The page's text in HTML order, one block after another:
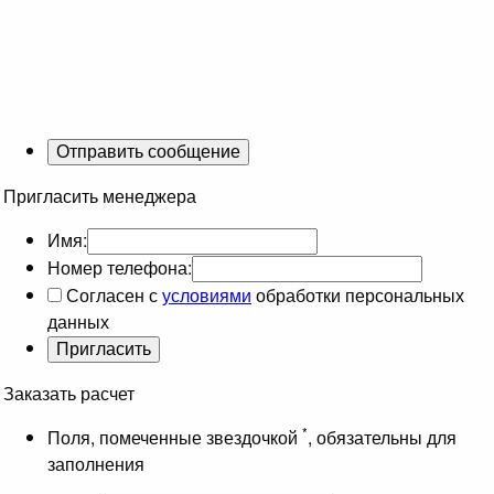
Пригласить менеджера
Имя:
Номер телефона:
Согласен сусловиями обработки персональных
данных
Заказать расчет
Поля, помеченные звездочкой *, обязательны для
заполнения